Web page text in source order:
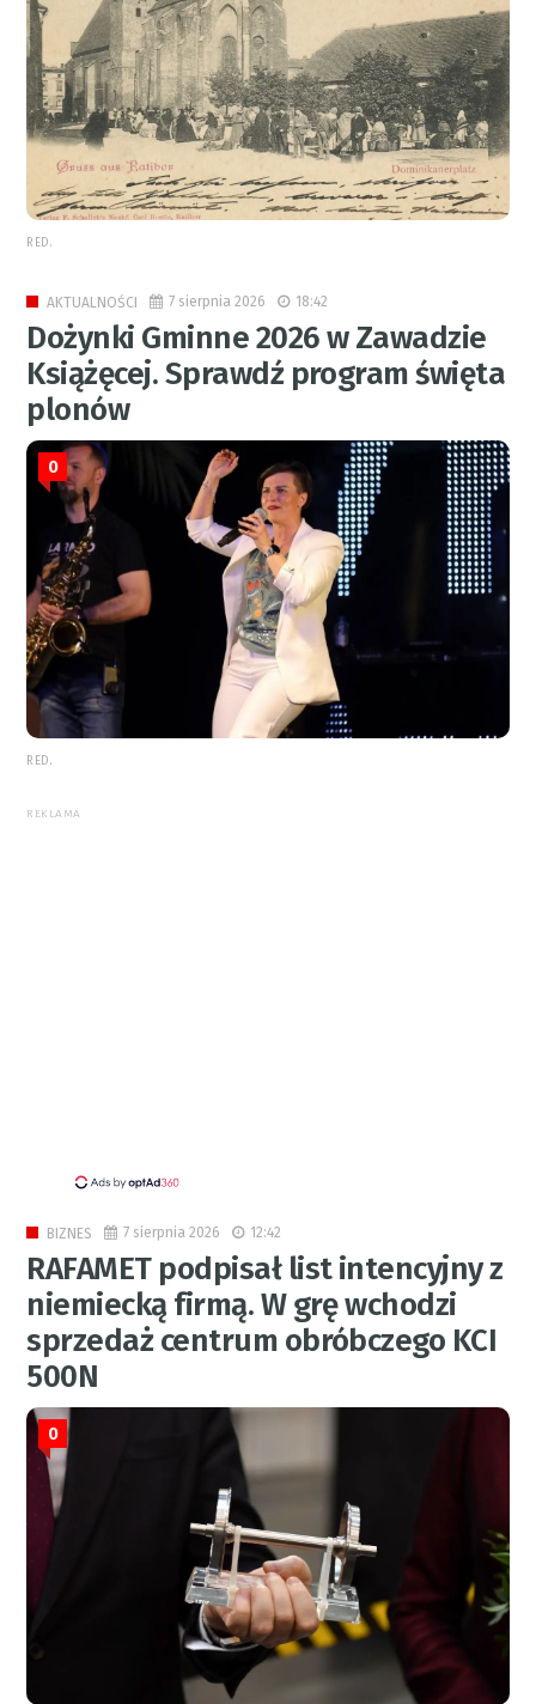
RED.
AKTUALNOŚCI 7 sierpnia 2026 18:42
Dożynki Gminne 2026 w Zawadzie
Książęcej. Sprawdź program święta
plonów
0
RED.
REKLAMA
BIZNES 7 sierpnia 2026 12:42
RAFAMET podpisał list intencyjny z
niemiecką firmą. W grę wchodzi
sprzedaż centrum obróbczego KCI
500N
0